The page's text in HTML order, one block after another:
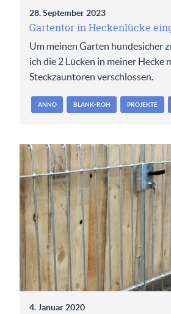
28. September 2023
Gartentor in Heckenlücke
Um meinen Garten hundesicher
ich die 2 Lücken in meiner Hecke
Steckzauntoren verschlossen.
ANNO BLANK-ROH PROJEKTE
4. Januar 2020